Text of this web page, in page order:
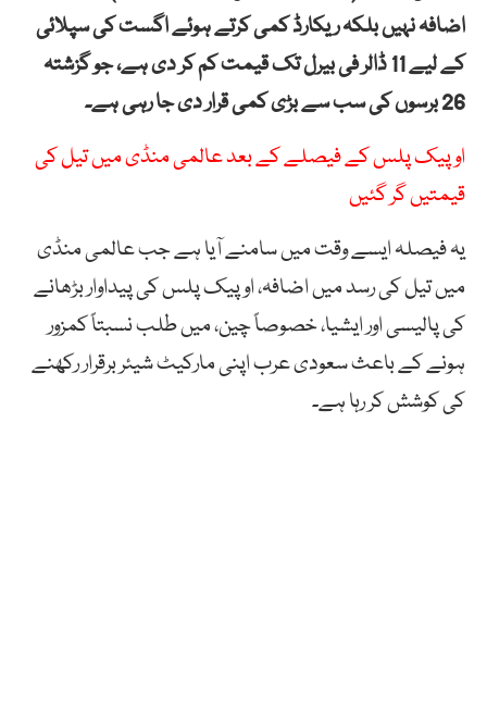
اضافہ نہیں بلکہ ریکارڈ کمی کرتے ہوئے اگست کی سپلائی
کے لیے 11 ڈالر فی بیرل تک قیمت کم کر دی ہے، جو گزشتہ
26 برسوں کی سب سے بڑی کمی قرار دی جا رہی ہے۔
اوپیک پلس کے فیصلے کے بعد عالمی منڈی میں تیل کی
قیمتیں گر گئیں
یہ فیصلہ ایسے وقت میں سامنے آیا ہے جب عالمی منڈی
میں تیل کی رسد میں اضافہ، اوپیک پلس کی پیداوار بڑھانے
کی پالیسی اور ایشیا، خصوصاً چین، میں طلب نسبتاً کمزور
ہونے کے باعث سعودی عرب اپنی مارکیٹ شیئر برقرار رکھنے
کی کوشش کر رہا ہے۔